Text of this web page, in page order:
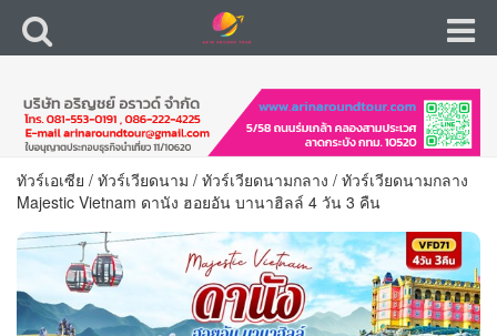
ทัวร์เอเซีย / ทัวร์เวียดนาม / ทัวร์เวียดนามกลาง / ทัวร์เวียดนามกลาง
Majestic Vietnam ดานัง ฮอยอัน บานาฮิลล์ 4 วัน 3 คืน